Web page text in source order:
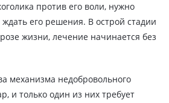
против его воли, нужно
его решения. В острой стадии
жизни, лечение начинается без
механизма недобровольного
и только один из них требует